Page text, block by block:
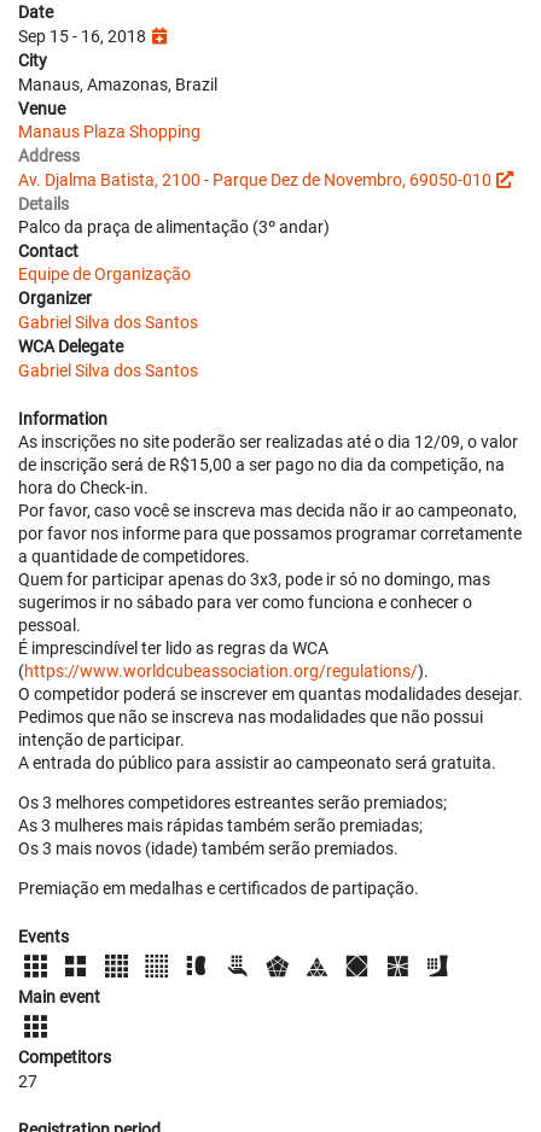
Date
Sep 15 - 16, 2018
City
Manaus, Amazonas, Brazil
Venue
Manaus Plaza Shopping
Address
Av. Djalma Batista, 2100 - Parque Dez de Novembro, 69050-010
Details
Palco da praça de alimentação (3º andar)
Contact
Equipe de Organização
Organizer
Gabriel Silva dos Santos
WCA Delegate
Gabriel Silva dos Santos
Information
As inscrições no site poderão ser realizadas até o dia 12/09, o valor
de inscrição será de R$15,00 a ser pago no dia da competição, na
hora do Check-in.
Por favor, caso você se inscreva mas decida não ir ao campeonato,
por favor nos informe para que possamos programar corretamente
a quantidade de competidores.
Quem for participar apenas do 3x3, pode ir só no domingo, mas
sugerimos ir no sábado para ver como funciona e conhecer o
pessoal.
É imprescindível ter lido as regras da WCA
(https://www.worldcubeassociation.org/regulations/).
O competidor poderá se inscrever em quantas modalidades desejar.
Pedimos que não se inscreva nas modalidades que não possui
intenção de participar.
A entrada do público para assistir ao campeonato será gratuita.
Os 3 melhores competidores estreantes serão premiados;
As 3 mulheres mais rápidas também serão premiadas;
Os 3 mais novos (idade) também serão premiados.
Premiação em medalhas e certificados de partipação.
Events
Main event
Competitors
27